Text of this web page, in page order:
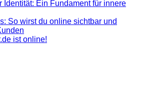
Identität: Ein Fundament für innere
So wirst du online sichtbar und
ist online!